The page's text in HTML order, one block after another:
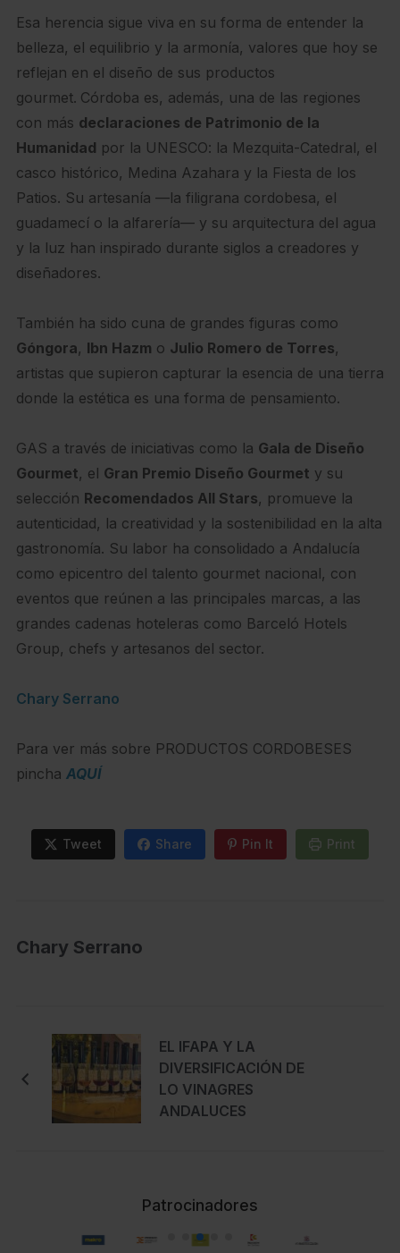
Esa herencia sigue viva en su forma de entender la
belleza, el equilibrio y la armonía, valores que hoy se
reflejan en el diseño de sus productos
gourmet. Córdoba es, además, una de las regiones
con más declaraciones de Patrimonio de la
Humanidad por la UNESCO: la Mezquita-Catedral, el
casco histórico, Medina Azahara y la Fiesta de los
Patios. Su artesanía —la filigrana cordobesa, el
guadamecí o la alfarería— y su arquitectura del agua
y la luz han inspirado durante siglos a creadores y
diseñadores.
También ha sido cuna de grandes figuras como
Góngora, Ibn Hazm o Julio Romero de Torres,
artistas que supieron capturar la esencia de una tierra
donde la estética es una forma de pensamiento.
GAS a través de iniciativas como la Gala de Diseño
Gourmet, el Gran Premio Diseño Gourmet y su
selección Recomendados All Stars, promueve la
autenticidad, la creatividad y la sostenibilidad en la alta
gastronomía. Su labor ha consolidado a Andalucía
como epicentro del talento gourmet nacional, con
eventos que reúnen a las principales marcas, a las
grandes cadenas hoteleras como Barceló Hotels
Group, chefs y artesanos del sector.
Chary Serrano
Para ver más sobre PRODUCTOS CORDOBESES
pincha AQUÍ
Tweet Share Pin It Print
Chary Serrano
EL IFAPA Y LA
DIVERSIFICACIÓN DE
LO VINAGRES
ANDALUCES
Patrocinadores